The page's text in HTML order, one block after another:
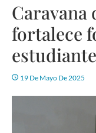
Caravana
fortalece
19 De Mayo De 2025